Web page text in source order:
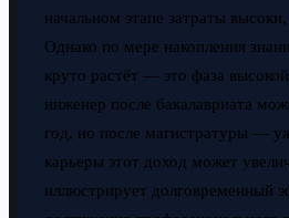
начальном этапе затраты
Однако по мере накопления
круто растёт — это фаза
инженер после бакалавриата
год, но после магистратуры —
карьеры этот доход может
иллюстрирует долговременный